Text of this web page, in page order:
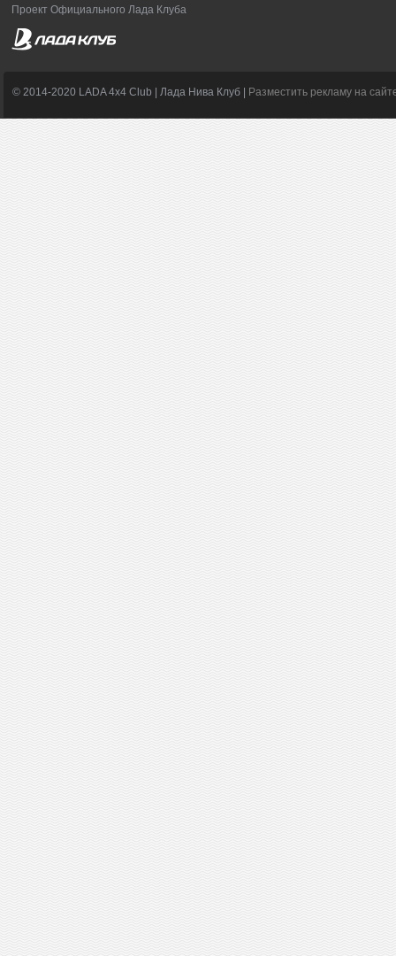
Проект Официального Лада Клуба
© 2014-2020 LADA 4x4 Club | Лада Нива Клуб | Разместить рекламу на